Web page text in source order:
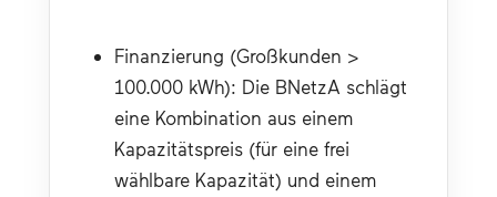
Finanzierung (Großkunden >
100.000 kWh): Die BNetzA schlägt
eine Kombination aus einem
Kapazitätspreis (für eine frei
wählbare Kapazität) und einem